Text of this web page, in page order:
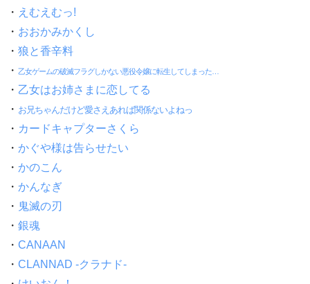
・ えむえむっ!
・ おおかみかくし
・ 狼と香辛料
・ 乙女ゲームの破滅フラグしかない悪役令嬢に転生してしまった…
・ 乙女はお姉さまに恋してる
・ お兄ちゃんだけど愛さえあれば関係ないよねっ
・ カードキャプターさくら
・ かぐや様は告らせたい
・ かのこん
・ かんなぎ
・ 鬼滅の刃
・ 銀魂
・ CANAAN
・ CLANNAD -クラナド-